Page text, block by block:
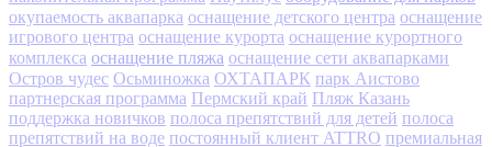
окупаемость аквапарка оснащение детского центра оснащение
игрового центра оснащение курорта оснащение курортного
комплекса оснащение пляжа оснащение сети аквапарками
Остров чудес Осьминожка ОХТАПАРК парк Аистово
партнерская программа Пермский край Пляж Казань
поддержка новичков полоса препятствий для детей полоса
препятствий на воде постоянный клиент ATTRO премиальная